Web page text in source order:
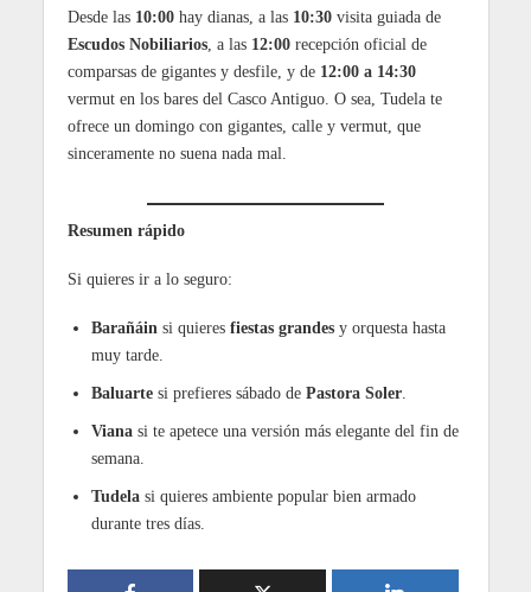
Desde las 10:00hay dianas, a las 10:30visita guiada de
Escudos Nobiliarios, a las 12:00recepción oficial de
comparsas de gigantes y desfile, y de 12:00 a 14:30
vermut en los bares del Casco Antiguo. O sea, Tudela te
ofrece un domingo con gigantes, calle y vermut, que
sinceramente no suena nada mal.
Resumen rápido
Si quieres ir a lo seguro:
Barañáin si quieres fiestas grandesy orquesta hasta
muy tarde.
Baluartesi prefieres sábado de Pastora Soler.
Vianasi te apetece una versión más elegante del fin de
semana.
Tudelasi quieres ambiente popular bien armado
durante tres días.